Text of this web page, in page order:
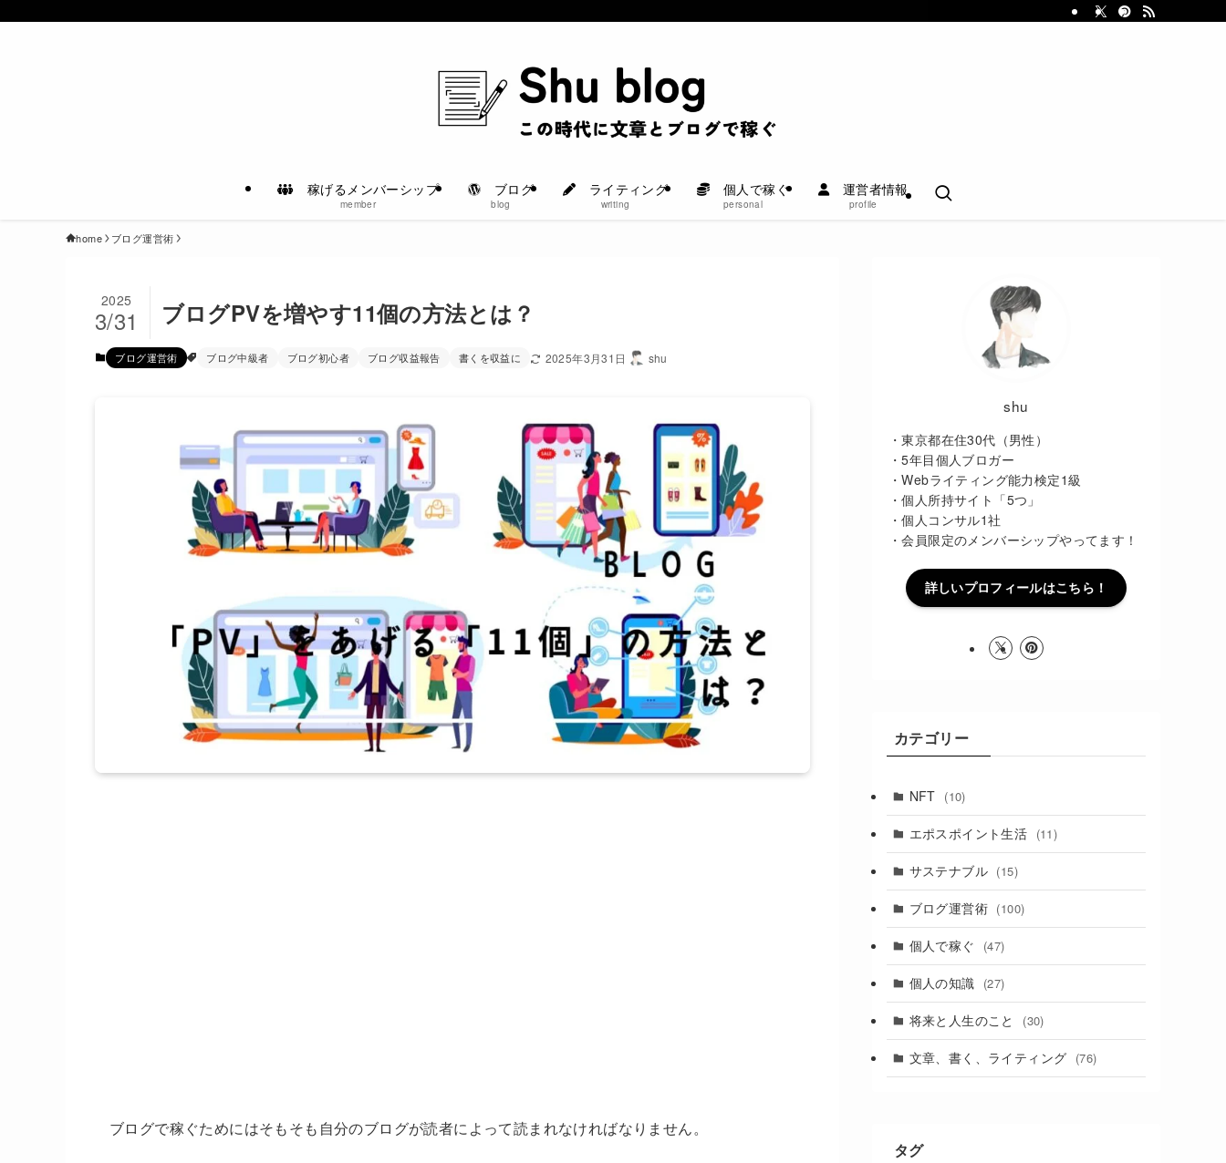
稼げるメンバーシップ
member
ブログ
blog
ライティング
writing
個人で稼ぐ
personal
運営者情報
profile
home ブログ運営術
ブログPVを増やす11個の方法とは？
2025
3/31
ブログ運営術 ブログ中級者 ブログ初心者 ブログ収益報告 書くを収益に 2025年3月31日 shu
ブログで稼ぐためにはそもそも自分のブログが読者によって読まれなければなりません。
shu
・東京都在住30代（男性）
・5年目個人ブロガー
・Webライティング能力検定1級
・個人所持サイト「5つ」
・個人コンサル1社
・会員限定のメンバーシップやってます！
詳しいプロフィールはこちら！
カテゴリー
NFT (10)
エポスポイント生活 (11)
サステナブル (15)
ブログ運営術 (100)
個人で稼ぐ (47)
個人の知識 (27)
将来と人生のこと (30)
文章、書く、ライティング (76)
タグ